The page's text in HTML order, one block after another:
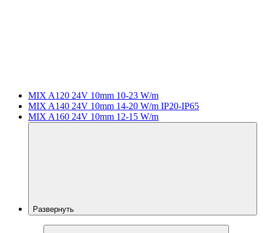
MIX A120 24V 10mm 10-23 W/m
MIX A140 24V 10mm 14-20 W/m IP20-IP65
MIX A160 24V 10mm 12-15 W/m
Развернуть